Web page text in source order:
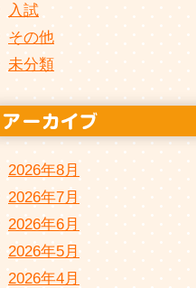
入試
その他
未分類
2026年8月
2026年7月
2026年6月
2026年5月
2026年4月